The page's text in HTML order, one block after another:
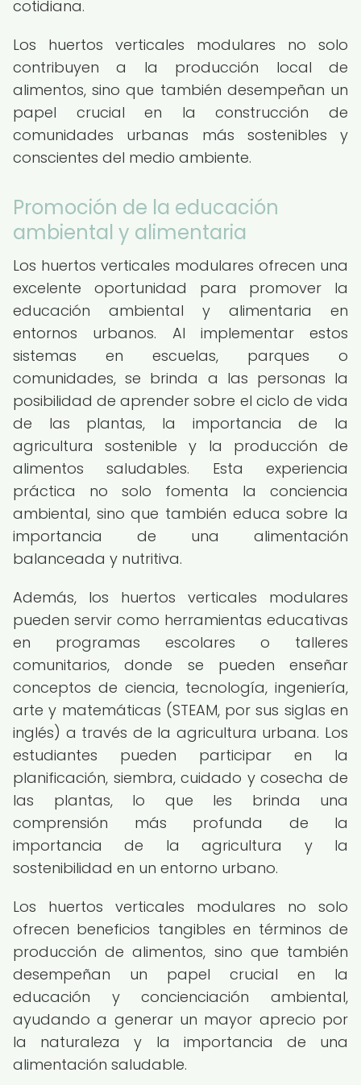
cotidiana.
Los huertos verticales modulares no solo
contribuyen a la producción local de
alimentos, sino que también desempeñan un
papel crucial en la construcción de
comunidades urbanas más sostenibles y
conscientes del medio ambiente.
Promoción de la educación
ambiental y alimentaria
Los huertos verticales modulares ofrecen una
excelente oportunidad para promover la
educación ambiental y alimentaria en
entornos urbanos. Al implementar estos
sistemas en escuelas, parques o
comunidades, se brinda a las personas la
posibilidad de aprender sobre el ciclo de vida
de las plantas, la importancia de la
agricultura sostenible y la producción de
alimentos saludables. Esta experiencia
práctica no solo fomenta la conciencia
ambiental, sino que también educa sobre la
importancia de una alimentación
balanceada y nutritiva.
Además, los huertos verticales modulares
pueden servir como herramientas educativas
en programas escolares o talleres
comunitarios, donde se pueden enseñar
conceptos de ciencia, tecnología, ingeniería,
arte y matemáticas (STEAM, por sus siglas en
inglés) a través de la agricultura urbana. Los
estudiantes pueden participar en la
planificación, siembra, cuidado y cosecha de
las plantas, lo que les brinda una
comprensión más profunda de la
importancia de la agricultura y la
sostenibilidad en un entorno urbano.
Los huertos verticales modulares no solo
ofrecen beneficios tangibles en términos de
producción de alimentos, sino que también
desempeñan un papel crucial en la
educación y concienciación ambiental,
ayudando a generar un mayor aprecio por
la naturaleza y la importancia de una
alimentación saludable.